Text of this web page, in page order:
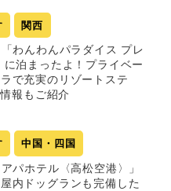
関西
わんわんパラダイス プレ
に泊まったよ！プライベー
で充実のリゾートステ
報もご紹介
中国・四国
パホテル〈高松空港〉」
内ドッグランも完備した